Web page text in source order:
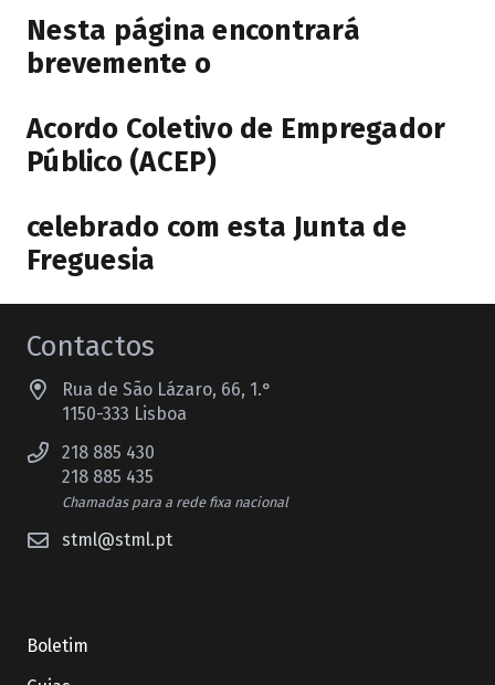
Nesta página encontrará
brevemente o
Acordo Coletivo de Empregador
Público (ACEP)
celebrado com esta Junta de
Freguesia
Contactos
Rua de São Lázaro, 66, 1.°
1150-333 Lisboa
218 885 430
218 885 435
Chamadas para a rede fixa nacional
stml@stml.pt
Boletim